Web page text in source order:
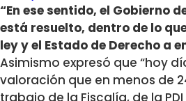
“En ese sentido, el Gobierno
está resuelto, dentro de lo
ley y el Estado de Derecho a
Asimismo expresó que “hoy
valoración que en menos de
trabajo de la Fiscalía, de la